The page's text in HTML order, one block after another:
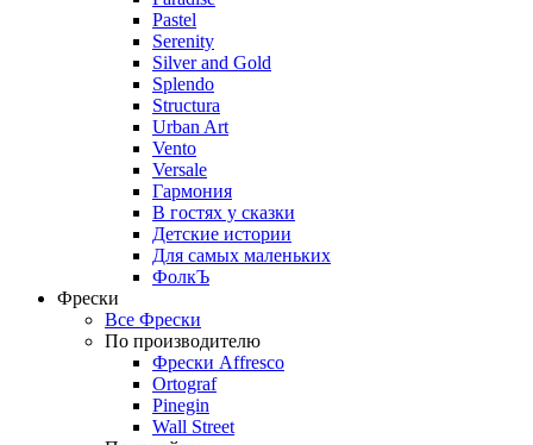
Pastel
Serenity
Silver and Gold
Splendo
Structura
Urban Art
Vento
Versale
Гармония
В гостях у сказки
Детские истории
Для самых маленьких
ФолкЪ
Фрески
Все Фрески
По производителю
Фрески Affresco
Ortograf
Pinegin
Wall Street